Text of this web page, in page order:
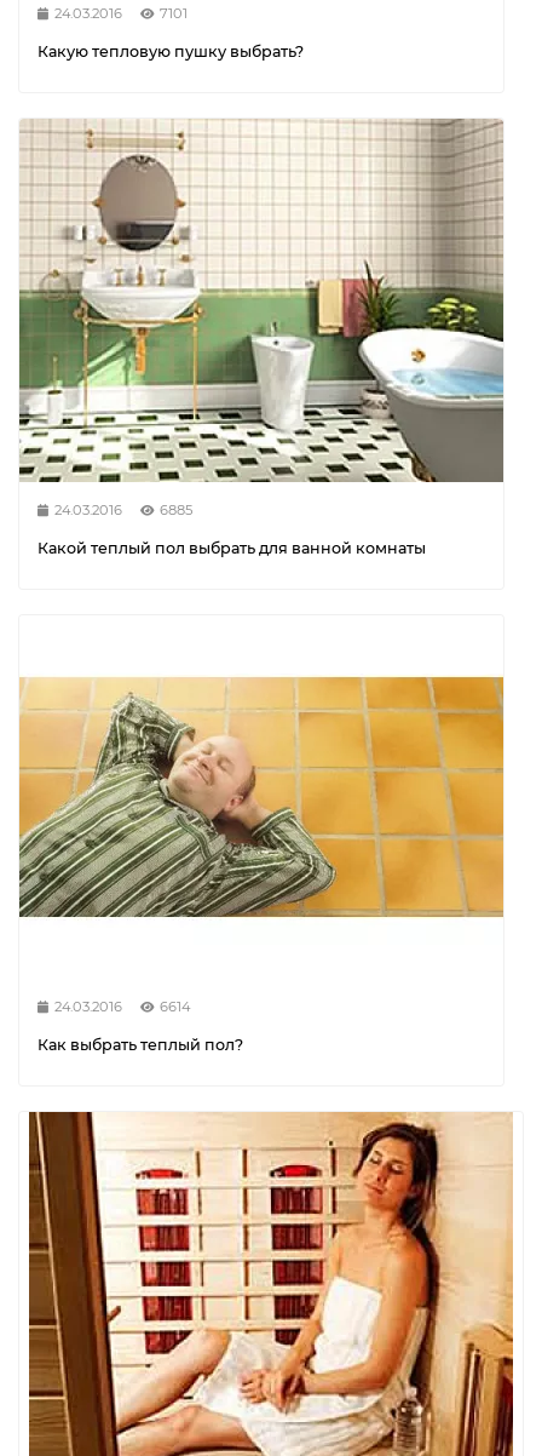
24.03.2016 7101
Какую тепловую пушку выбрать?
24.03.2016 6885
Какой теплый пол выбрать для ванной комнаты
24.03.2016 6614
Как выбрать теплый пол?